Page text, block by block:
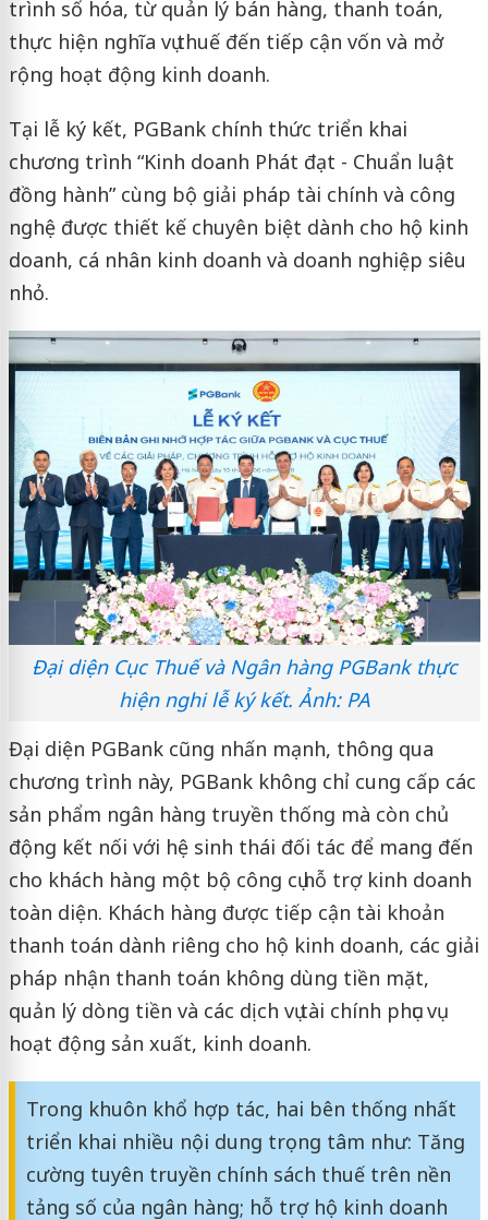
trình số hóa, từ quản lý bán hàng, thanh toán,
thực hiện nghĩa vụ thuế đến tiếp cận vốn và mở
rộng hoạt động kinh doanh.
Tại lễ ký kết, PGBank chính thức triển khai
chương trình “Kinh doanh Phát đạt - Chuẩn luật
đồng hành” cùng bộ giải pháp tài chính và công
nghệ được thiết kế chuyên biệt dành cho hộ kinh
doanh, cá nhân kinh doanh và doanh nghiệp siêu
nhỏ.
Đại diện Cục Thuế và Ngân hàng PGBank thực
hiện nghi lễ ký kết. Ảnh: PA
Đại diện PGBank cũng nhấn mạnh, thông qua
chương trình này, PGBank không chỉ cung cấp các
sản phẩm ngân hàng truyền thống mà còn chủ
động kết nối với hệ sinh thái đối tác để mang đến
cho khách hàng một bộ công cụ hỗ trợ kinh doanh
toàn diện. Khách hàng được tiếp cận tài khoản
thanh toán dành riêng cho hộ kinh doanh, các giải
pháp nhận thanh toán không dùng tiền mặt,
quản lý dòng tiền và các dịch vụ tài chính phục vụ
hoạt động sản xuất, kinh doanh.
Trong khuôn khổ hợp tác, hai bên thống nhất
triển khai nhiều nội dung trọng tâm như: Tăng
cường tuyên truyền chính sách thuế trên nền
tảng số của ngân hàng; hỗ trợ hộ kinh doanh